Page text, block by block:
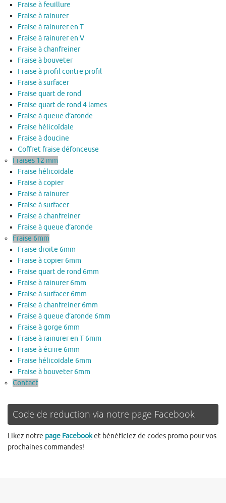
Fraise à feuillure
Fraise à rainurer
Fraise à rainurer en T
Fraise à rainurer en V
Fraise à chanfreiner
Fraise à bouveter
Fraise à profil contre profil
Fraise à surfacer
Fraise quart de rond
Fraise quart de rond 4 lames
Fraise à queue d’aronde
Fraise hélicoïdale
Fraise à doucine
Coffret fraise défonceuse
Fraises 12 mm
Fraise hélicoïdale
Fraise à copier
Fraise à rainurer
Fraise à surfacer
Fraise à chanfreiner
Fraise à queue d’aronde
Fraise 6mm
Fraise droite 6mm
Fraise à copier 6mm
Fraise quart de rond 6mm
Fraise à rainurer 6mm
Fraise à surfacer 6mm
Fraise à chanfreiner 6mm
Fraise à queue d’aronde 6mm
Fraise à gorge 6mm
Fraise à rainurer en T 6mm
Fraise à écrire 6mm
Fraise hélicoïdale 6mm
Fraise à bouveter 6mm
Contact
Code de reduction via notre page Facebook
Likez notre page Facebooket bénéficiez de codes promo pour vos
prochaines commandes!